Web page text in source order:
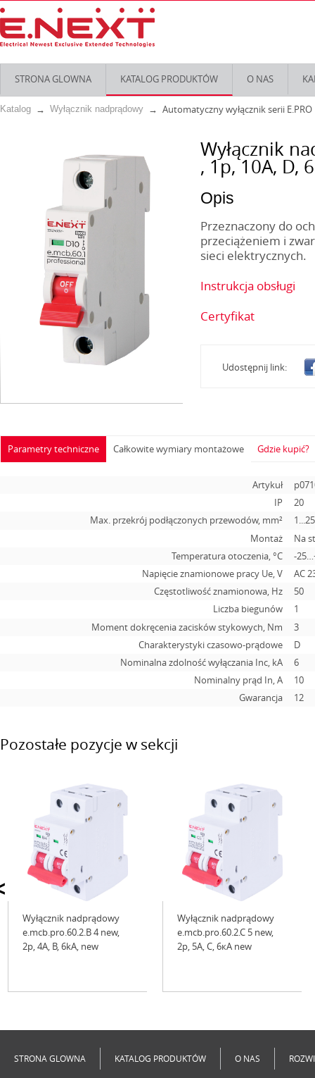
STRONA GLOWNA KATALOG PRODUKTÓW O NAS
Katalog Wyłącznik nadprądowy Automatyczny wyłącznik serii E.PRO
Wyłącznik
, 1р, 10А, D,
Opis
Przeznaczony do
przeciążeniem i
sieci elektrycznych.
Instrukcja obsługi
Certyfikat
Udostępnij link:
Parametry techniczne
Artykuł
IP
20
Max. przekrój podłączonych przewodów, mm²
1...25
Montaż
Na
Temperatura otoczenia, °С
-
Napięcie znamionowe pracy Ue, V
АС
Częstotliwość znamionowa, Hz
50
Liczba biegunów
1
Moment dokręcenia zacisków stykowych, Nm
3
Charakterystyki czasowo-prądowe
D
Nominalna zdolność wyłączania Inc, kA
6
Nominalny prąd In, А
10
Gwarancja
12
Całkowite wymiary montażowe Gdzie kupić?
Pozostałe pozycje w sekcji
Wyłącznik nadprądowy
e.mcb.pro.60.2.B 4 new,
2р, 4А, В, 6kА, new
Wyłącznik nadprądowy
e.mcb.pro.60.2.C 5 new,
2р, 5А, C, 6кА new
STRONA GLOWNA KATALOG PRODUKTÓW O NAS